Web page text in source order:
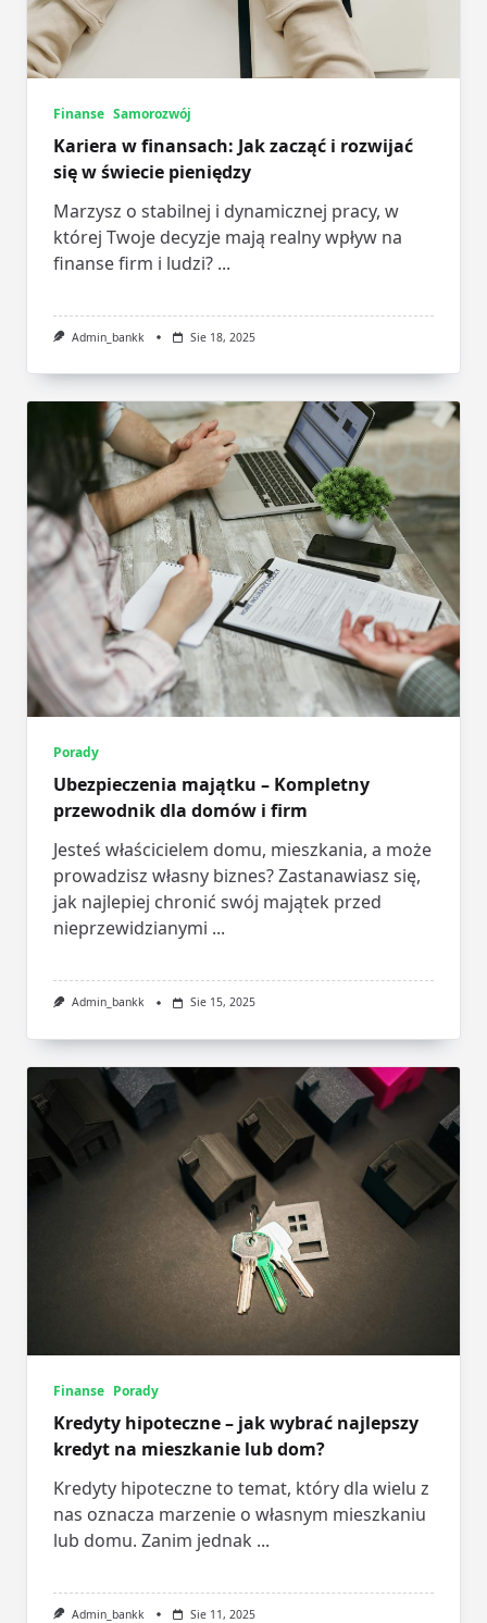
Finanse Samorozwój
Kariera w finansach: Jak zacząć i rozwijać
się w świecie pieniędzy
Marzysz o stabilnej i dynamicznej pracy, w
której Twoje decyzje mają realny wpływ na
finanse firm i ludzi? ...
Admin_bankk Sie 18, 2025
Porady
Ubezpieczenia majątku – Kompletny
przewodnik dla domów i firm
Jesteś właścicielem domu, mieszkania, a może
prowadzisz własny biznes? Zastanawiasz się,
jak najlepiej chronić swój majątek przed
nieprzewidzianymi ...
Admin_bankk Sie 15, 2025
Finanse Porady
Kredyty hipoteczne – jak wybrać najlepszy
kredyt na mieszkanie lub dom?
Kredyty hipoteczne to temat, który dla wielu z
nas oznacza marzenie o własnym mieszkaniu
lub domu. Zanim jednak ...
Admin_bankk Sie 11, 2025